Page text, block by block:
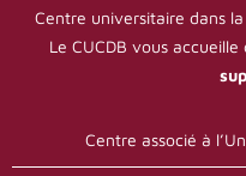
Centre universitaire dans
Le CUCDB vous
Centre associé à